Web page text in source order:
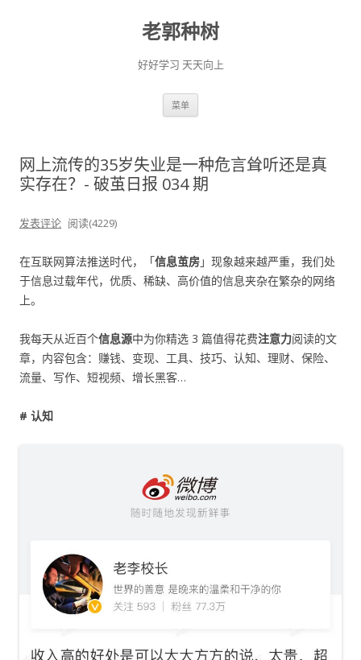
老郭种树
好好学习 天天向上
菜单
网上流传的35岁失业是一种危言耸听还是真
实存在？- 破茧日报 034 期
发表评论 阅读(4229)
在互联网算法推送时代，「信息茧房」现象越来越严重，我们处
于信息过载年代，优质、稀缺、高价值的信息夹杂在繁杂的网络
上。
我每天从近百个信息源中为你精选 3 篇值得花费注意力阅读的文
章，内容包含：赚钱、变现、工具、技巧、认知、理财、保险、
流量、写作、短视频、增长黑客…
# 认知